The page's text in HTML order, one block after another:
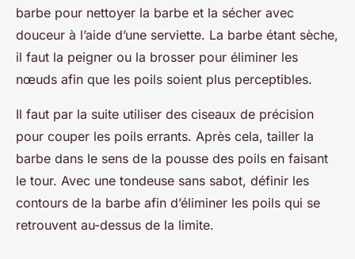
barbe pour nettoyer la barbe et la sécher avec
douceur à l’aide d’une serviette. La barbe étant sèche,
il faut la peigner ou la brosser pour éliminer les
nœuds afin que les poils soient plus perceptibles.
Il faut par la suite utiliser des ciseaux de précision
pour couper les poils errants. Après cela, tailler la
barbe dans le sens de la pousse des poils en faisant
le tour. Avec une tondeuse sans sabot, définir les
contours de la barbe afin d’éliminer les poils qui se
retrouvent au-dessus de la limite.